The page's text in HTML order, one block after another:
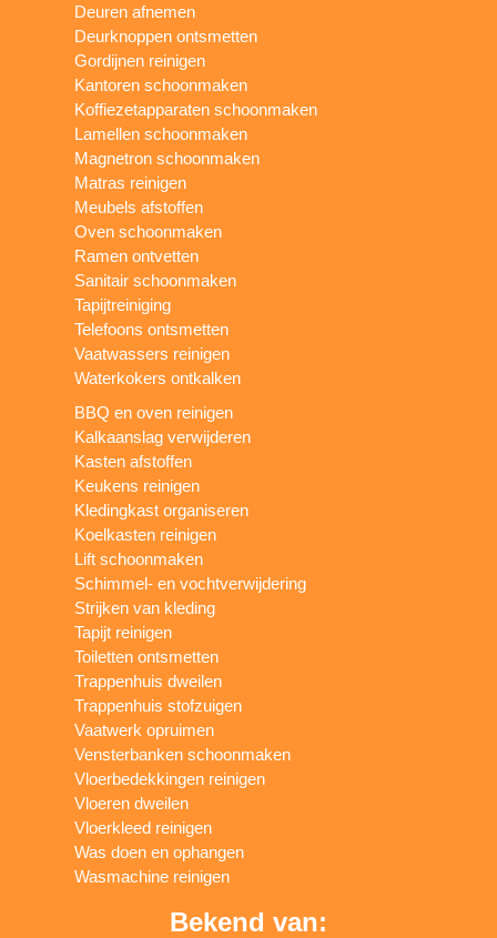
Deuren afnemen
Deurknoppen ontsmetten
Gordijnen reinigen
Kantoren schoonmaken
Koffiezetapparaten schoonmaken
Lamellen schoonmaken
Magnetron schoonmaken
Matras reinigen
Meubels afstoffen
Oven schoonmaken
Ramen ontvetten
Sanitair schoonmaken
Tapijtreiniging
Telefoons ontsmetten
Vaatwassers reinigen
Waterkokers ontkalken
BBQ en oven reinigen
Kalkaanslag verwijderen
Kasten afstoffen
Keukens reinigen
Kledingkast organiseren
Koelkasten reinigen
Lift schoonmaken
Schimmel- en vochtverwijdering
Strijken van kleding
Tapijt reinigen
Toiletten ontsmetten
Trappenhuis dweilen
Trappenhuis stofzuigen
Vaatwerk opruimen
Vensterbanken schoonmaken
Vloerbedekkingen reinigen
Vloeren dweilen
Vloerkleed reinigen
Was doen en ophangen
Wasmachine reinigen
Bekend van: